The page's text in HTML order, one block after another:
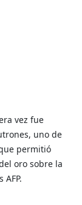
vez fue
uno de
permitió
oro sobre la